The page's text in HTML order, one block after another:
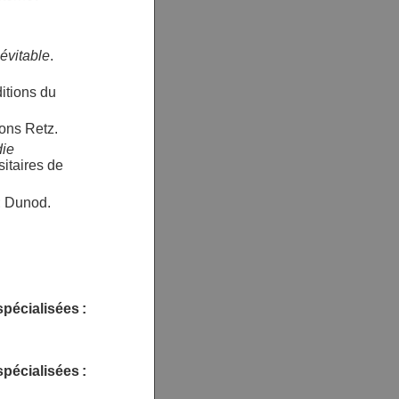
.
du
Retz.
de
Dunod.
:
: